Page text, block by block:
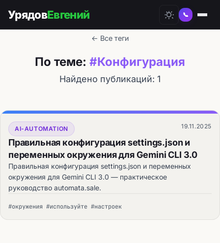
УрядовЕвгений 📞
← Все теги
По теме: #Конфигурация
Найдено публикаций: 1
AI-AUTOMATION 19.11.2025
Правильная конфигурация settings.json и
переменных окружения для Gemini CLI 3.0
Правильная конфигурация settings.json и переменных
окружения для Gemini CLI 3.0 — практическое
руководство automata.sale.
#окружения #используйте #настроек